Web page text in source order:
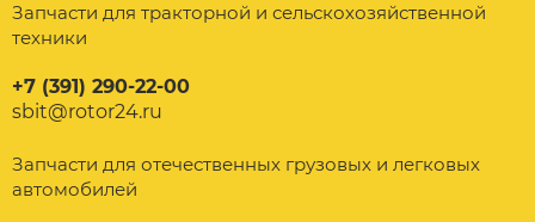
Запчасти для тракторной и сельскохозяйственной
техники
+7 (391) 290-22-00
sbit@rotor24.ru
Запчасти для отечественных грузовых и легковых
автомобилей